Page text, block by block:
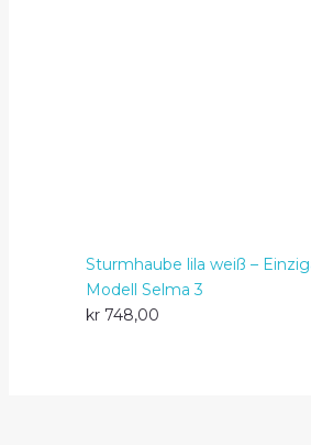
Sturmhaube lila weiß –
Modell Selma 3
kr748,00